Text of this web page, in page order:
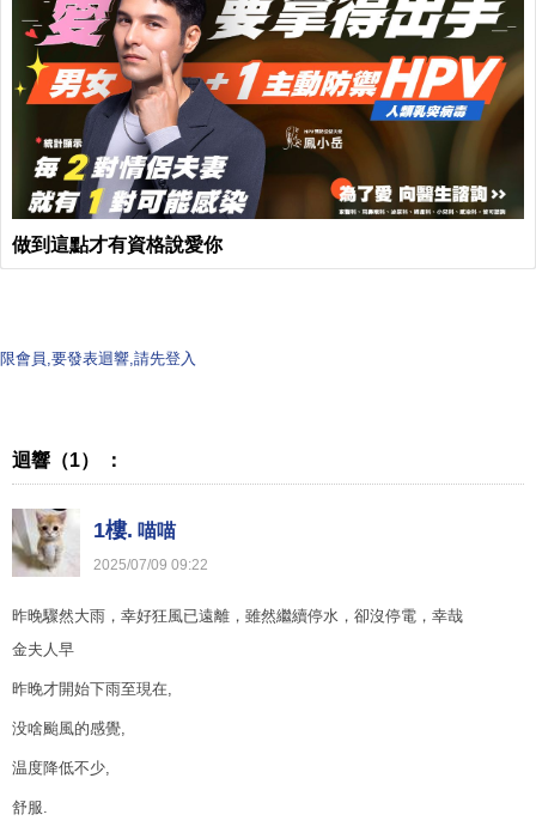
做到這點才有資格說愛你
限會員,要發表迴響,請先登入
迴響（1） ：
1樓. 喵喵
2025/07/09 09:22
昨晚驟然大雨，幸好狂風已遠離，雖然繼續停水，卻沒停電，幸哉
金夫人早
昨晚才開始下雨至現在,
没啥颱風的感覺,
温度降低不少,
舒服.